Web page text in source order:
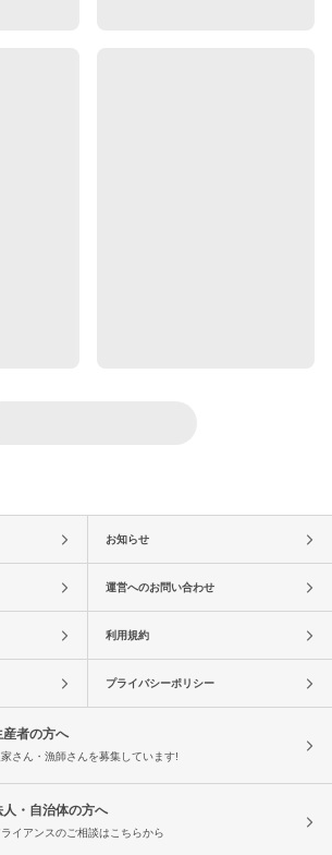
お知らせ
運営へのお問い合わせ
利用規約
プライバシーポリシー
産者の方へ
家さん・漁師さんを募集しています!
人・自治体の方へ
ライアンスのご相談はこちらから